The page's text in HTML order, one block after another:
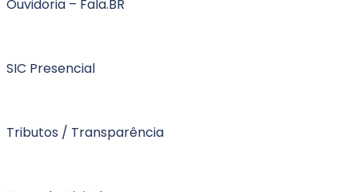
Ouvidoria – Fala.BR
SIC Presencial
Tributos / Transparência